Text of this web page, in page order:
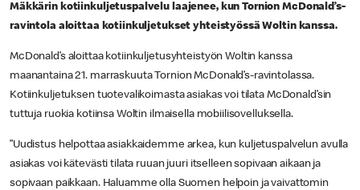
Mäkkärin kotiinkuljetuspalvelu laajenee, kun Tornion McDonald’s-
ravintola aloittaa kotiinkuljetukset yhteistyössä Woltin kanssa.
McDonald’s aloittaa kotiinkuljetusyhteistyön Woltin kanssa
maanantaina 21. marraskuuta Tornion McDonald’s-ravintolassa.
Kotiinkuljetuksen tuotevalikoimasta asiakas voi tilata McDonald’sin
tuttuja ruokia kotiinsa Woltin ilmaisella mobiilisovelluksella.
”Uudistus helpottaa asiakkaidemme arkea, kun kuljetuspalvelun avulla
asiakas voi kätevästi tilata ruuan juuri itselleen sopivaan aikaan ja
sopivaan paikkaan. Haluamme olla Suomen helpoin ja vaivattomin